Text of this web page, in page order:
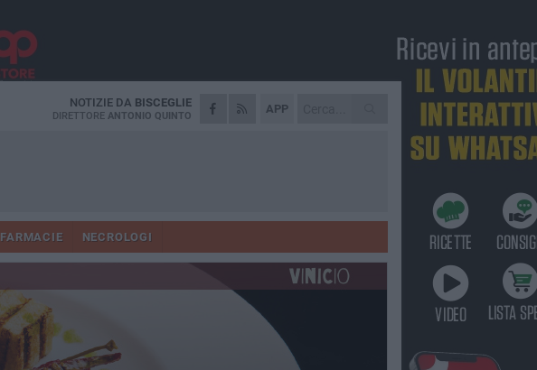
APP
NOTIZIE DA BISCEGLIE
DIRETTORE ANTONIO QUINTO
FARMACIE NECROLOGI